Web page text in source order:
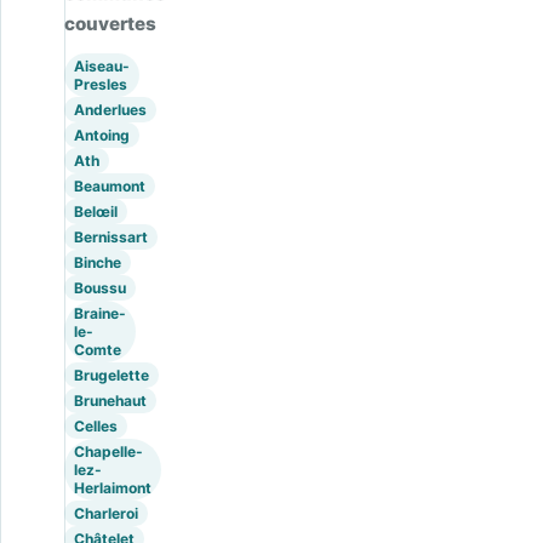
couvertes
Aiseau-
Presles
Anderlues
Antoing
Ath
Beaumont
Belœil
Bernissart
Binche
Boussu
Braine-
le-
Comte
Brugelette
Brunehaut
Celles
Chapelle-
lez-
Herlaimont
Charleroi
Châtelet